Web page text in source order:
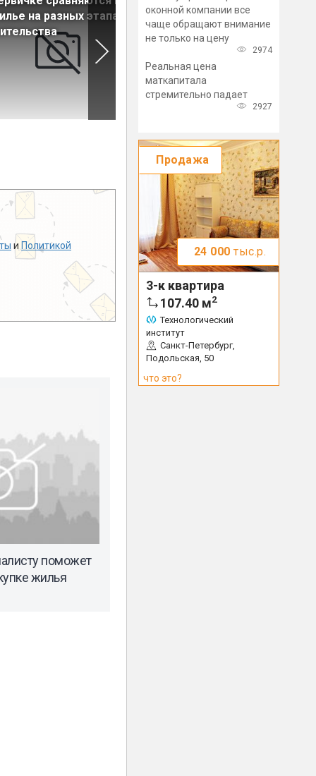
на разных этапах
жилье не по кадастровой, а
рыночной стоимости
и Политикой
поможет
жилья
оконной компании все
чаще обращают внимание
не только на цену
2974
Реальная цена
маткапитала
стремительно падает
2927
Продажа
24 000 тыс.р.
3-к квартира
107.40 м2
Технологический
институт
Санкт-Петербург,
Подольская, 50
что это?